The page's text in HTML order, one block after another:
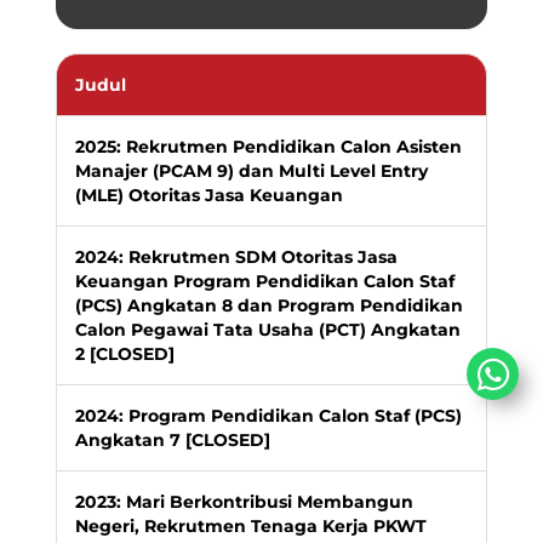
Judul
2025: Rekrutmen Pendidikan Calon Asisten
Manajer (PCAM 9) dan Multi Level Entry
(MLE) Otoritas Jasa Keuangan
2024: Rekrutmen SDM Otoritas Jasa
Keuangan Program Pendidikan Calon Staf
(PCS) Angkatan 8 dan Program Pendidikan
Calon Pegawai Tata Usaha (PCT) Angkatan
2 [CLOSED]
2024: Program Pendidikan Calon Staf (PCS)
Angkatan 7 [CLOSED]
2023: Mari Berkontribusi Membangun
Negeri, Rekrutmen Tenaga Kerja PKWT